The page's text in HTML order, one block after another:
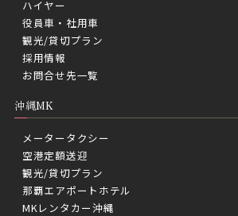
ハイヤー
役員車・社用車
観光/貸切プラン
採用情報
お問合せ先一覧
沖縄MK
メータータクシー
空港定額送迎
観光/貸切プラン
那覇エアポートホテル
MKレンタカー沖縄